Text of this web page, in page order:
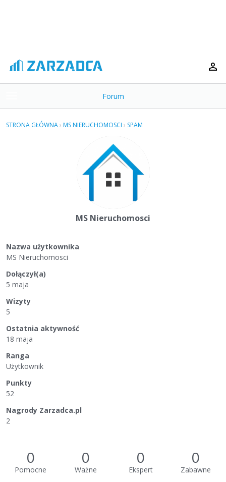
o
g
Forum
STRONA GŁÓWNA› MS NIERUCHOMOSCI › SPAM
MS Nieruchomosci
Nazwa użytkownika
MS Nieruchomosci
Dołączył(a)
5 maja
Wizyty
5
Ostatnia aktywność
18 maja
Ranga
Użytkownik
Punkty
52
Nagrody Zarzadca.pl
2
0
Pomocne
0
Ważne
0
Ekspert
0
Zabawne